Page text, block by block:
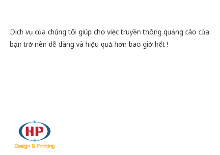
Dịch vụ của chúng tôi giúp cho việc truyền thông quảng cáo của
bạn trở nên dễ dàng và hiệu quả hơn bao giờ hết !